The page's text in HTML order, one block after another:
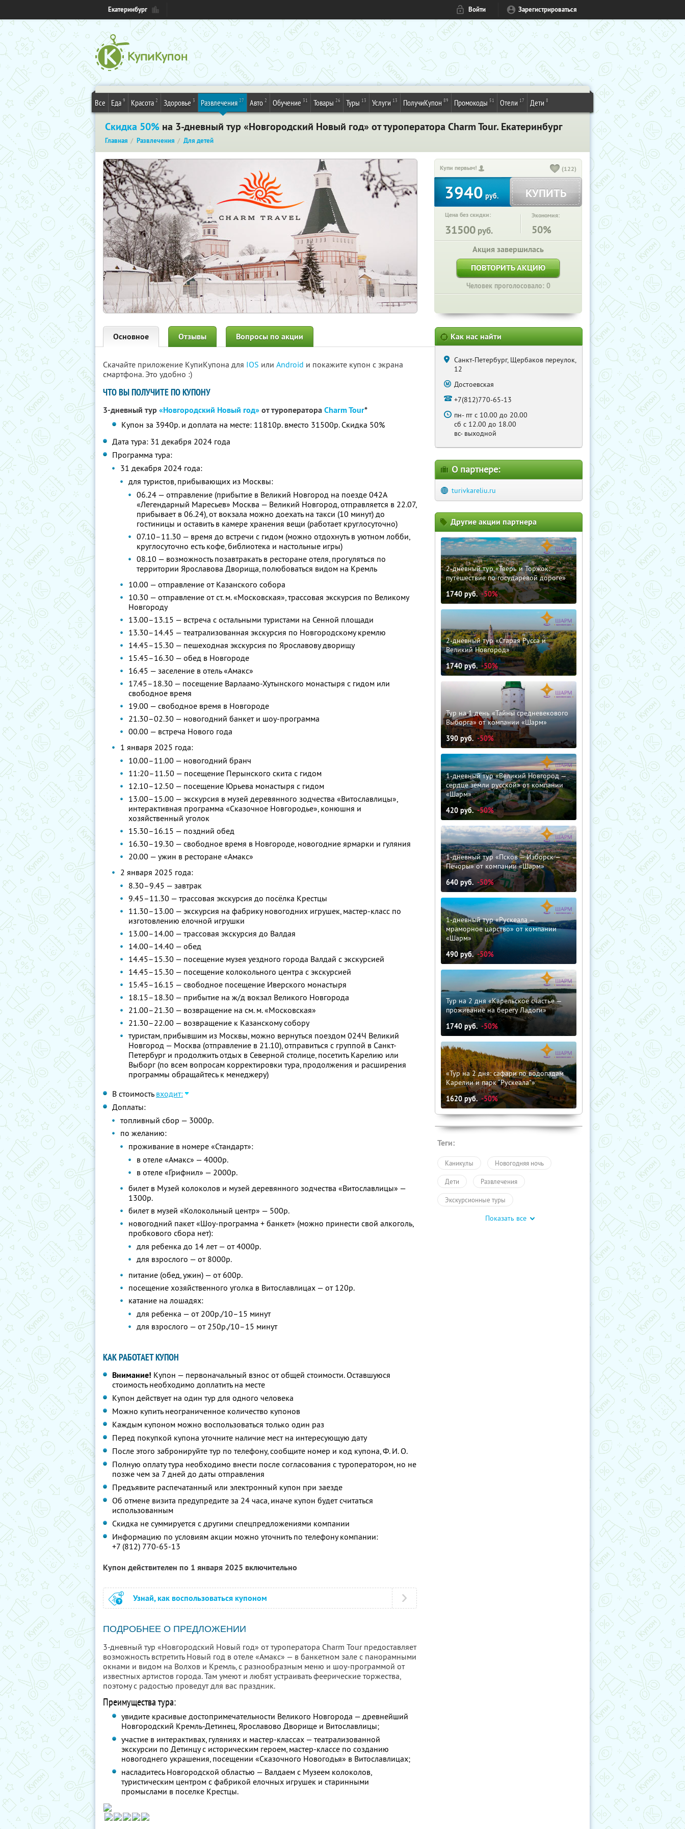
Екатеринбург Войти Зарегистрироваться
Все Еда 9 Красота 2 Здоровье 3 Развлечения 27 Авто 2 Обучение 31 Товары 26 Туры 13 Услуги 13 ПолучиКупон 89 Промокоды 51 Отели 17 Дети 8
Скидка 50% на 3-дневный тур «Новгородский Новый год» от туроператора Charm Tour. Екатеринбург
Главная Развлечения Для детей
Купи первым! (122)
3940руб. КУПИТЬ
Цена без скидки:
31500 руб.
Экономия:
50%
Акция завершилась
ПОВТОРИТЬ АКЦИЮ
Человек проголосовало: 0
Основное Отзывы Вопросы по акции
Скачайте приложение КупиКупона для IOS или Android и покажите купон с экрана
смартфона. Это удобно :)
ЧТО ВЫ ПОЛУЧИТЕ ПО КУПОНУ
3-дневный тур «Новгородский Новый год»от туроператораCharm Tour*
Купон за 3940р. и доплата на месте: 11810р. вместо 31500р. Скидка 50%
Дата тура: 31 декабря 2024 года
Программа тура:
31 декабря 2024 года:
для туристов, прибывающих из Москвы:
06.24 — отправление (прибытие в Великий Новгород на поезде 042А
«Легендарный Маресьев» Москва — Великий Новгород, отправляется в 22.07,
прибывает в 06.24), от вокзала можно доехать на такси (10 минут) до
гостиницы и оставить в камере хранения вещи (работает круглосуточно)
07.10–11.30 — время до встречи с гидом (можно отдохнуть в уютном лобби,
круглосуточно есть кофе, библиотека и настольные игры)
08.10 — возможность позавтракать в ресторане отеля, прогуляться по
территории Ярославова Дворища, полюбоваться видом на Кремль
10.00 — отправление от Казанского собора
10.30 — отправление от ст. м. «Московская», трассовая экскурсия по Великому
Новгороду
13.00–13.15 — встреча с остальными туристами на Сенной площади
13.30–14.45 — театрализованная экскурсия по Новгородскому кремлю
14.45–15.30 — пешеходная экскурсия по Ярославову дворищу
15.45–16.30 — обед в Новгороде
16.45 — заселение в отель «Амакс»
17.45–18.30 — посещение Варлаамо-Хутынского монастыря с гидом или
свободное время
19.00 — свободное время в Новгороде
21.30–02.30 — новогодний банкет и шоу-программа
00.00 — встреча Нового года
1 января 2025 года:
10.00–11.00 — новогодний бранч
11:20–11.50 — посещение Перынского скита с гидом
12.10–12.50 — посещение Юрьева монастыря с гидом
13.00–15.00 — экскурсия в музей деревянного зодчества «Витославлицы»,
интерактивная программа «Сказочное Новгородье», конюшня и
хозяйственный уголок
15.30–16.15 — поздний обед
16.30–19.30 — свободное время в Новгороде, новогодние ярмарки и гуляния
20.00 — ужин в ресторане «Амакс»
2 января 2025 года:
8.30–9.45 — завтрак
9.45–11.30 — трассовая экскурсия до посёлка Крестцы
11.30–13.00 — экскурсия на фабрику новогодних игрушек, мастер-класс по
изготовлению елочной игрушки
13.00–14.00 — трассовая экскурсия до Валдая
14.00–14.40 — обед
14.45–15.30 — посещение музея уездного города Валдай с экскурсией
14.45–15.30 — посещение колокольного центра с экскурсией
15.45–16.15 — свободное посещение Иверского монастыря
18.15–18.30 — прибытие на ж/д вокзал Великого Новгорода
21.00–21.30 — возвращение на см. м. «Московская»
21.30–22.00 — возвращение к Казанскому собору
туристам, прибывшим из Москвы, можно вернуться поездом 024Ч Великий
Новгород — Москва (отправление в 21.10), отправиться с группой в Санкт-
Петербург и продолжить отдых в Северной столице, посетить Карелию или
Выборг (по всем вопросам корректировки тура, продолжения и расширения
программы обращайтесь к менеджеру)
В стоимость входит:
Доплаты:
топливный сбор — 3000р.
по желанию:
проживание в номере «Стандарт»:
в отеле «Амакс» — 4000р.
в отеле «Грифнил» — 2000р.
билет в Музей колоколов и музей деревянного зодчества «Витославлицы» —
1300р.
билет в музей «Колокольный центр» — 500р.
новогодний пакет «Шоу-программа + банкет» (можно принести свой алкоголь,
пробкового сбора нет):
для ребенка до 14 лет — от 4000р.
для взрослого — от 8000р.
питание (обед, ужин) — от 600р.
посещение хозяйственного уголка в Витославлицах — от 120р.
катание на лошадях:
для ребенка — от 200р./10–15 минут
для взрослого — от 250р./10–15 минут
КАК РАБОТАЕТ КУПОН
Внимание! Купон — первоначальный взнос от общей стоимости. Оставшуюся
стоимость необходимо доплатить на месте
Купон действует на один тур для одного человека
Можно купить неограниченное количество купонов
Каждым купоном можно воспользоваться только один раз
Перед покупкой купона уточните наличие мест на интересующую дату
После этого забронируйте тур по телефону, сообщите номер и код купона,Ф. И. О.
Полную оплату тура необходимо внести после согласования с туроператором, но не
позже чем за 7 дней до даты отправления
Предъявите распечатанный или электронный купон при заезде
Об отмене визита предупредите за 24 часа, иначе купон будет считаться
использованным
Скидка не суммируется с другими спецпредложениями компании
Информацию по условиям акции можно уточнить по телефону компании:
+7 (812) 770-65-13
Купон действителен по 1 января 2025 включительно
Узнай, как воспользоваться купоном
ПОДРОБНЕЕ О ПРЕДЛОЖЕНИИ
3-дневный тур «Новгородский Новый год» от туроператора Charm Tour предоставляет
возможность встретить Новый год в отеле «Амакс» — в банкетном зале с панорамными
окнами и видом на Волхов и Кремль, с разнообразным меню и шоу-программой от
известных артистов города. Там умеют и любят устраивать феерические торжества,
поэтому с радостью проведут для вас праздник.
Преимущества тура:
увидите красивые достопримечательности Великого Новгорода — древнейший
Новгородский Кремль-Детинец, Ярославово Дворище и Витославлицы;
участие в интерактивах, гуляниях и мастер-классах — театрализованной
экскурсии по Детинцу с историческим героем, мастер-классе по созданию
новогоднего украшения, посещении «Сказочного Новогодья» в Витославлицах;
насладитесь Новгородской областью — Валдаем с Музеем колоколов,
туристическим центром с фабрикой елочных игрушек и старинными
промыслами в поселке Крестцы.
Как нас найти
Санкт-Петербург, Щербаков переулок,
12
Достоевская
+7(812)770-65-13
пн- пт с 10.00 до 20.00
сб с 12.00 до 18.00
вс- выходной
О партнере:
turivkareliu.ru
Другие акции партнера
2-дневный тур «Тверь и Торжок:
путешествие по государевой дороге»
1740руб. -50%
2-дневный тур «Старая Русса и
Великий Новгород»
1740руб. -50%
Тур на 1 день «Тайны средневекового
Выборга» от компании «Шарм»
390 руб. -50%
1-дневный тур «Великий Новгород —
сердце земли русской» от компании
«Шарм»
420 руб. -50%
1-дневный тур «Псков — Изборск —
Печоры» от компании «Шарм»
640 руб. -50%
1-дневный тур «Рускеала —
мраморное царство» от компании
«Шарм»
490 руб. -50%
Тур на 2 дня «Карельское счастье —
проживание на берегу Ладоги»
1740 руб. -50%
«Тур на 2 дня: сафари по водопадам
Карелии и парк “Рускеала"»
1620руб. -50%
Теги:
Каникулы Новогодняя ночь
Дети Развлечения
Экскурсионные туры
Экскурсии и выставкиПоказать все